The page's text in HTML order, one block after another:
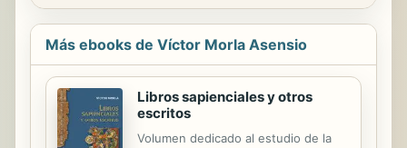
Más ebooks de Víctor Morla Asensio
Libros sapienciales y otros
escritos
Volumen dedicado al estudio de la